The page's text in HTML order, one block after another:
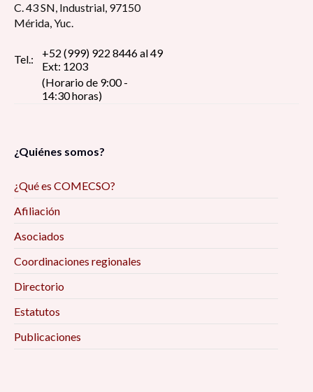
C. 43 SN, Industrial, 97150
Mérida, Yuc.
Tel.:
+52 (999) 922 8446 al 49
Ext: 1203
(Horario de 9:00 -
14:30 horas)
¿Quiénes somos?
¿Qué es COMECSO?
Afiliación
Asociados
Coordinaciones regionales
Directorio
Estatutos
Publicaciones